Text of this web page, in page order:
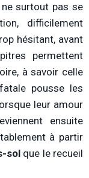
ne surtout pas se
difficilement
hésitant, avant
permettent
à savoir celle
pousse les
leur amour
ensuite
à partir
solque le recueil